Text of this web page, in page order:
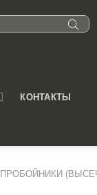
КОНТАКТЫ
ПРОБОЙНИКИ